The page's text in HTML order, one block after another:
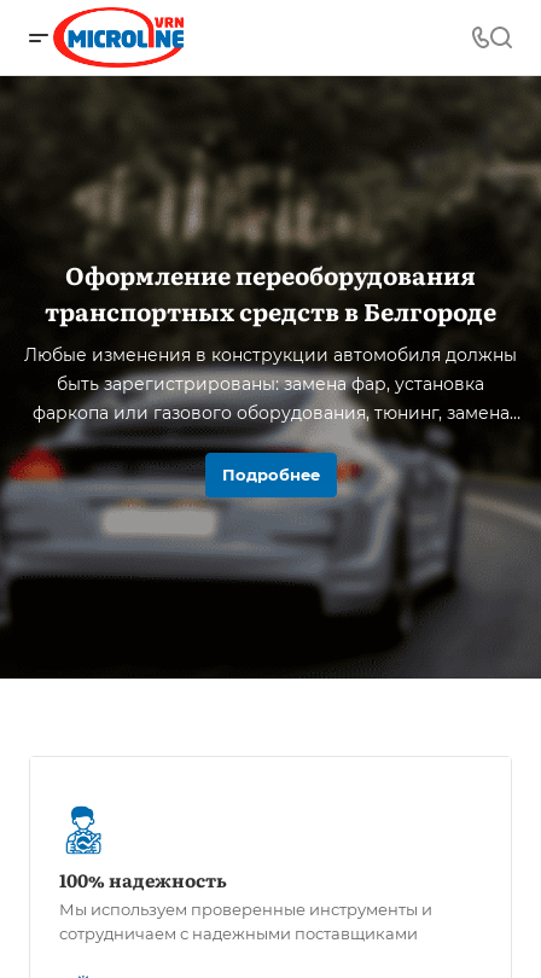
Оформление переоборудования
транспортных средств в Белгороде
Любые изменения в конструкции автомобиля должны
быть зарегистрированы: замена фар, установка
фаркопа или газового оборудования, тюнинг, замена
двигателя, переоборудование под перевозку опасных
грузов, смена категории и т.д.
Подробнее
100% надежность
Мы используем проверенные инструменты и
сотрудничаем с надежными поставщиками